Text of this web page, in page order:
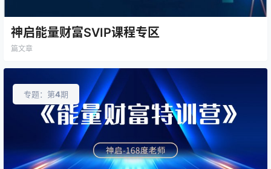
神启能量财富SVIP课程专区
篇文章
专题：第4期